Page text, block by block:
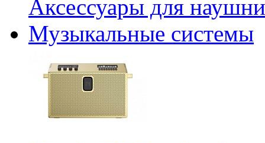
Аксессуары для
Музыкальные системы